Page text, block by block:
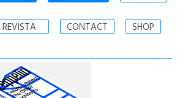
REVISTA CONTACT SHOP